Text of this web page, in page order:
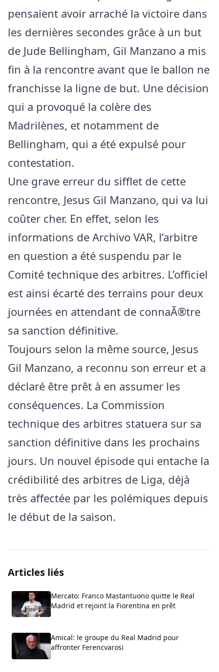
pensaient avoir arraché la victoire dans
les dernières secondes grâce à un but
de Jude Bellingham, Gil Manzano a mis
fin à la rencontre avant que le ballon ne
franchisse la ligne de but. Une décision
qui a provoqué la colère des
Madrilènes, et notamment de
Bellingham, qui a été expulsé pour
contestation.
Une grave erreur du sifflet de cette
rencontre, Jesus Gil Manzano, qui va lui
coûter cher. En effet, selon les
informations de Archivo VAR, l’arbitre
en question a été suspendu par le
Comité technique des arbitres. L’officiel
est ainsi écarté des terrains pour deux
journées en attendant de connaÃ®tre
sa sanction définitive.
Toujours selon la même source, Jesus
Gil Manzano, a reconnu son erreur et a
déclaré être prêt à en assumer les
conséquences. La Commission
technique des arbitres statuera sur sa
sanction définitive dans les prochains
jours. Un nouvel épisode qui entache la
crédibilité des arbitres de Liga, déjà
très affectée par les polémiques depuis
le début de la saison.
Articles liés
Mercato: Franco Mastantuono quitte le Real
Madrid et rejoint la Fiorentina en prêt
Amical: le groupe du Real Madrid pour
affronter Ferencvarosi